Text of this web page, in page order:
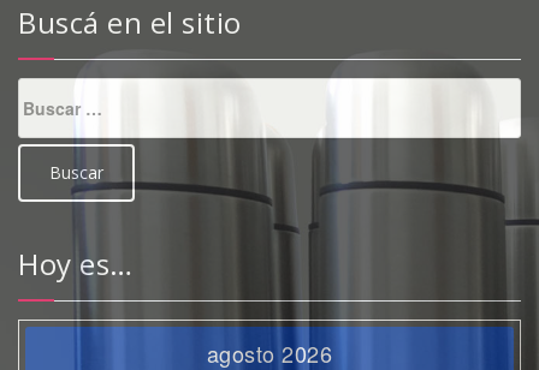
Buscá en el sitio
Hoy es…
agosto 2026